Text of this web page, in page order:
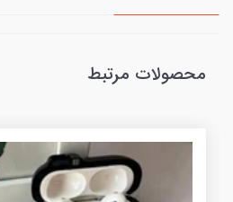
محصولات مرتبط